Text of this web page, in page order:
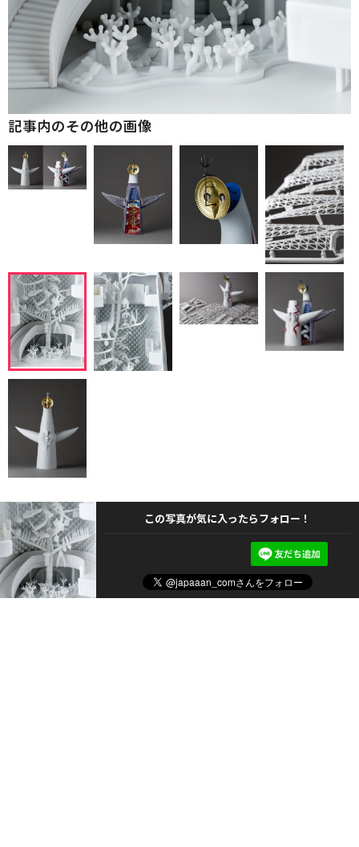
記事内のその他の画像
この写真が気に入ったらフォロー！